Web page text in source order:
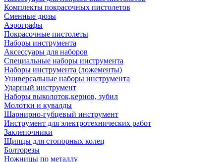
Комплекты покрасочных пистолетов
Сменные дюзы
Аэрографы
Покрасочные пистолеты
Наборы инструмента
Аксессуары для наборов
Специальные наборы инструмента
Наборы инструмента (ложементы)
Универсальные наборы инструмента
Ударный инструмент
Наборы выколоток,кернов, зубил
Молотки и кувалды
Шарнирно-губцевый инструмент
Инструмент для электротехнических работ
Заклепочники
Щипцы для стопорных колец
Болторезы
Ножницы по металлу